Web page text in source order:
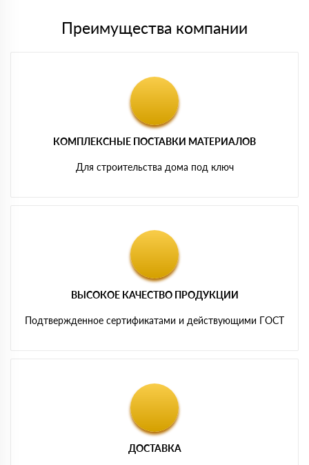
Преимущества компании
КОМПЛЕКСНЫЕ ПОСТАВКИ МАТЕРИАЛОВ
Для строительства дома под ключ
ВЫСОКОЕ КАЧЕСТВО ПРОДУКЦИИ
Подтвержденное сертификатами и действующими ГОСТ
ДОСТАВКА